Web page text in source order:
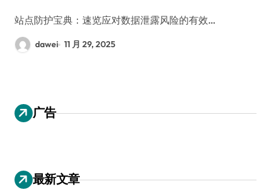
站点防护宝典：速览应对数据泄露风险的有效…
dawei 11 月 29, 2025
广告
最新文章